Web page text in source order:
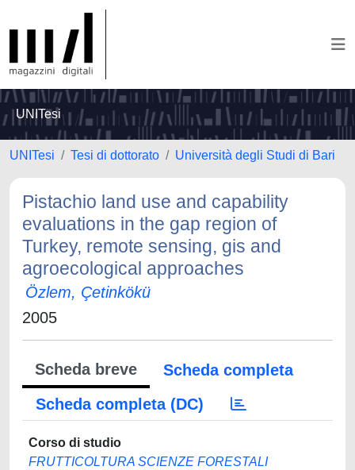
UNITesi
UNITesi Tesi di dottorato Università degli Studi di Bari
Pistachio land use and capability
evaluations in the gap region of
Turkey, remote sensing, gis and
agroecological approaches
Özlem, Çetinkökü
2005
Scheda breve
Scheda completa
Scheda completa (DC)
Corso di studio
FRUTTICOLTURA SCIENZE FORESTALI